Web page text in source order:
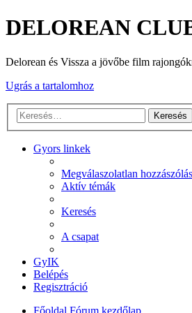
DELOREAN
Delorean és Vissza a jövőbe film
Ugrás a tartalomhoz
Keresés
Gyors linkek
Megválaszolatlan
Aktív témák
Keresés
A csapat
GyIK
Belépés
Regisztráció